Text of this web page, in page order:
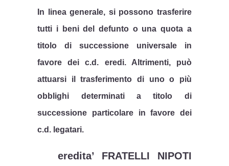
In linea generale, si possono trasferire
tutti i beni del defunto o una quota a
titolo di successione universale in
favore dei c.d. eredi. Altrimenti, può
attuarsi il trasferimento di uno o più
obblighi determinati a titolo di
successione particolare in favore dei
c.d. legatari.
eredita’ FRATELLI NIPOTI